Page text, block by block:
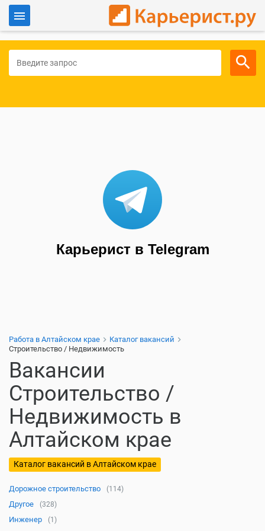
Для работодателей
Карьерист в Telegram
Работа в Алтайском крае
Каталог вакансий
Строительство / Недвижимость
Вакансии
Строительство /
Недвижимость в
Алтайском крае
Каталог вакансий в Алтайском крае
Дорожное строительство (114)
Другое (328)
Инженер (1)